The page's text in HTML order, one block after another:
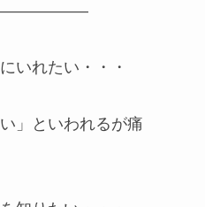
れたい・・・
」といわれるが痛